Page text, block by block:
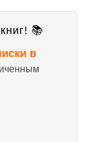
📚
в